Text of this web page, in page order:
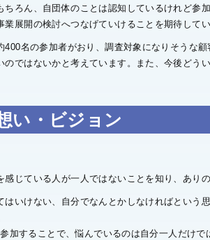
ちろん、自団体のことは認知しているけれど
展開の検討へつなげていけることを期待してい
400名の参加者がおり、調査対象になりそうな
のではないかと考えています。また、今後どう
い・ビジョン
感じている人が一人ではないことを知り、あり
はいけない、自分でなんとかしなければとい
加することで、悩んでいるのは自分一人だけ